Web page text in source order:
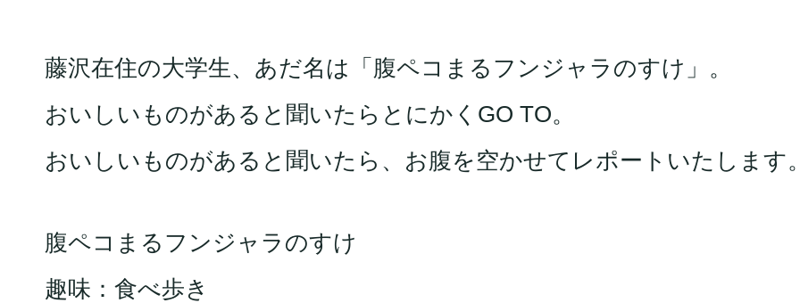
藤沢在住の大学生、あだ名は「腹ペコまるフンジャラのすけ」。
おいしいものがあると聞いたらとにかくGO TO。
おいしいものがあると聞いたら、お腹を空かせてレポートいたします
腹ペコまるフンジャラのすけ
趣味：食べ歩き